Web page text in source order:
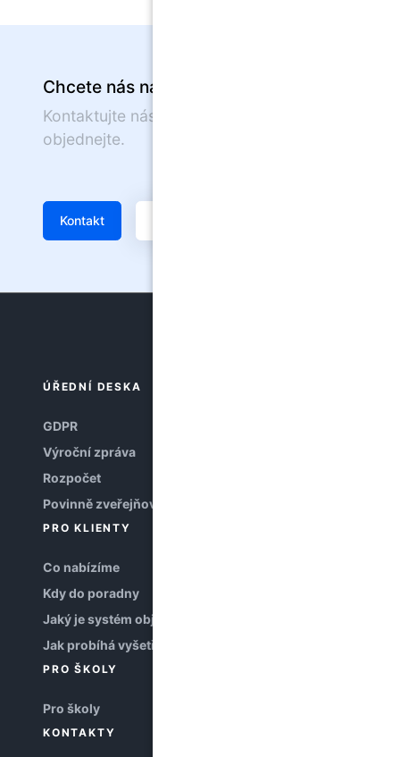
Chcete nás navštívit?
Kontaktujte nás nebo se on-line
objednejte.
Kontakt
ÚŘEDNÍ DESKA
GDPR
Výroční zpráva
Rozpočet
Povinně zveřejňované informace
PRO KLIENTY
Co nabízíme
Kdy do poradny
Jaký je systém objednávání
Jak probíhá vyšetření
PRO ŠKOLY
Pro školy
KONTAKTY